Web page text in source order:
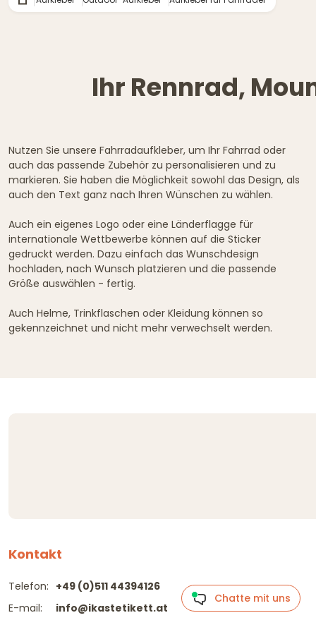
Ihr Rennrad,
Nutzen Sie unsere Fahrradaufkleber, um Ihr Fahrrad oder
auch das passende Zubehör zu personalisieren und zu
markieren. Sie haben die Möglichkeit sowohl das Design, als
auch den Text ganz nach Ihren Wünschen zu wählen.
Auch ein eigenes Logo oder eine Länderflagge für
internationale Wettbewerbe können auf die Sticker
gedruckt werden. Dazu einfach das Wunschdesign
hochladen, nach Wunsch platzieren und die passende
Größe auswählen - fertig.
Auch Helme, Trinkflaschen oder Kleidung können so
gekennzeichnet und nicht mehr verwechselt werden.
Kontakt
Telefon:
E-mail:
+49 (0)511 44394126
info@ikastetikett.at
Chatte mit uns